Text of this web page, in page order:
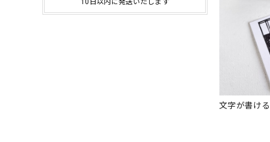
10日以内に発送いたします
文字が書け